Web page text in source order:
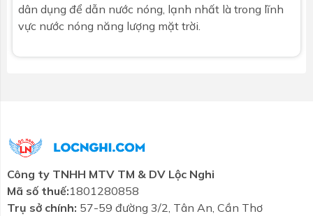
dân dụng để dẫn nước nóng, lạnh nhất là trong lĩnh
vực nước nóng năng lượng mặt trời.
Công ty TNHH MTV TM & DV Lộc Nghi
Mã số thuế:1801280858
Trụ sở chính: 57-59 đường 3/2, Tân An, Cần Thơ